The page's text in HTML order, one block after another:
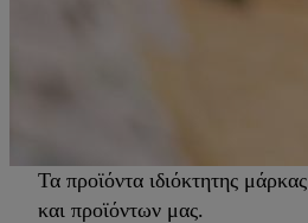
Τα προϊόντα ιδιόκτητης
και προϊόντων μας.